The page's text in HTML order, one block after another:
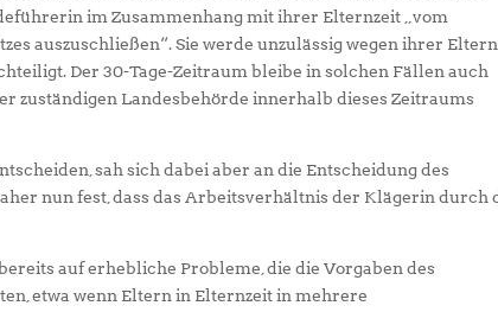
im Zusammenhang mit ihrer Elternzeit „vom
auszuschließen“. Sie werde unzulässig wegen ihrer
Der 30-Tage-Zeitraum bleibe in solchen Fällen auch
zuständigen Landesbehörde innerhalb dieses Zeitraums
sah sich dabei aber an die Entscheidung des
nun fest, dass das Arbeitsverhältnis der Klägerin durch
auf erhebliche Probleme, die die Vorgaben des
etwa wenn Eltern in Elternzeit in mehrere